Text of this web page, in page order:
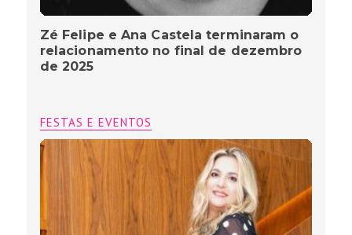
Zé Felipe e Ana Castela terminaram o
relacionamento no final de dezembro
de 2025
FESTAS E EVENTOS